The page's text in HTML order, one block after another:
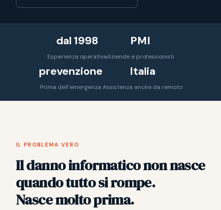
dal 1998
Esperienza operativa
PMI
Aziende e professionisti
prevenzione
Prima dell’emergenza
Italia
Assistenza anche da remoto
IL PROBLEMA VERO
Il danno informatico non nasce
quando tutto si rompe.
Nasce molto prima.